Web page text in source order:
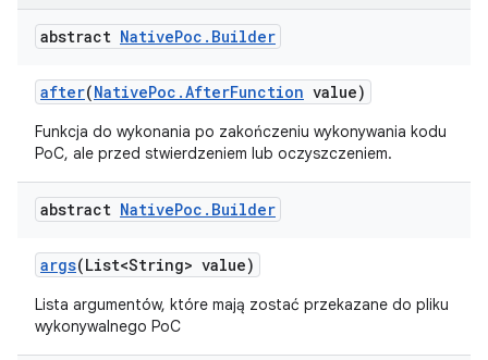
abstract NativePoc . Builder
after(NativePoc .AfterFunction value)
Funkcja do wykonania po zakończeniu wykonywania kodu
PoC, ale przed stwierdzeniem lub oczyszczeniem.
abstract NativePoc . Builder
args(List<String> value)
Lista argumentów, które mają zostać przekazane do pliku
wykonywalnego PoC